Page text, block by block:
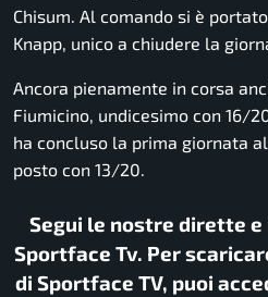
Chisum. Al comando si è
Knapp, unico a chiudere la
Ancora pienamente in corsa
Fiumicino, undicesimo con 16/
ha concluso la prima giornata
posto con 13/20.
Segui le nostre dirette
Sportface Tv. Per
di Sportface TV, puoi